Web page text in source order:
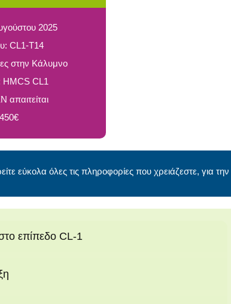
2025
CL1-Τ14
στην Κάλυμνο
HMCS CL1
απαιτείται
εύκολα όλες τις πληροφορίες που χρειάζεστε, για την
επίπεδο CL-1